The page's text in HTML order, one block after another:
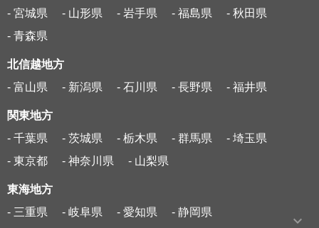
- 宮城県
- 山形県 - 岩手県 - 福島県
- 秋田県
- 青森県
北信越地方
- 富山県
- 新潟県 - 石川県 - 長野県 - 福井県
関東地方
- 千葉県
- 茨城県 - 栃木県 - 群馬県
- 埼玉県
- 東京都
- 神奈川県 - 山梨県
東海地方
- 三重県
- 岐阜県 - 愛知県 - 静岡県